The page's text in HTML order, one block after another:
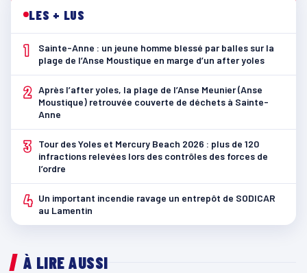
LES + LUS
1
Sainte-Anne : un jeune homme blessé par balles sur la
plage de l’Anse Moustique en marge d’un after yoles
2 Après l’after yoles, la plage de l’Anse Meunier (Anse
Moustique) retrouvée couverte de déchets à Sainte-
Anne
3
Tour des Yoles et Mercury Beach 2026 : plus de 120
infractions relevées lors des contrôles des forces de
l’ordre
4 Un important incendie ravage un entrepôt de SODICAR
au Lamentin
À LIRE AUSSI